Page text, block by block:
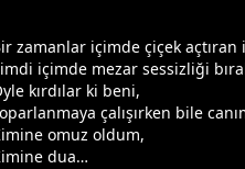
zamanlar içimde çiçek açtıran
içimde mezar sessizliği
kırdılar ki beni,
çalışırken bile
omuz oldum,
dua…